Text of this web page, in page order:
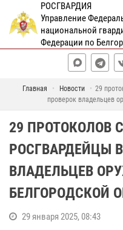
РОСГВАРДИЯ
Управление
национальной
Федерации по
Главная Новости
29
проверок владельцев
29 ПРОТОКОЛОВ
РОСГВАРДЕЙЦЫ
ВЛАДЕЛЬЦЕВ
БЕЛГОРОДСКОЙ
29 января 2025, 08:43